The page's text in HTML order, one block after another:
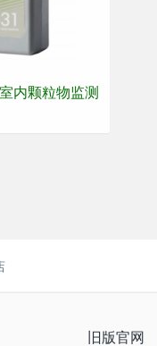
内颗粒物监测
旧版官网